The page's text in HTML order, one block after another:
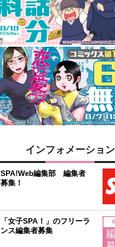
インフォメーション
SPA!Web編集部 編集者
募集！
「女子SPA！」のフリーラ
ンス編集者募集